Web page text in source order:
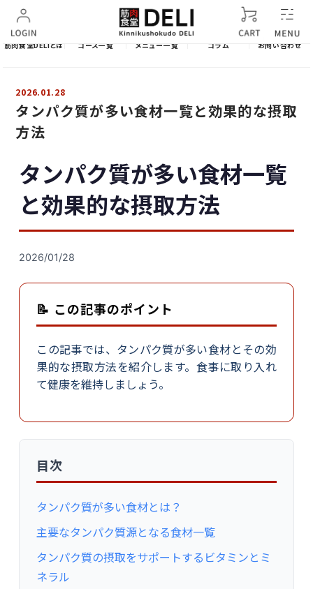
筋肉食堂DELIとは コース一覧 メニュー一覧 コラム お問い合わせ
2026.01.28
タンパク質が多い食材一覧と効果的な摂取
方法
タンパク質が多い食材一覧
と効果的な摂取方法
2026/01/28
📝 この記事のポイント
この記事では、タンパク質が多い食材とその効
果的な摂取方法を紹介します。食事に取り入れ
て健康を維持しましょう。
目次
タンパク質が多い食材とは？
主要なタンパク質源となる食材一覧
タンパク質の摂取をサポートするビタミンとミ
ネラル